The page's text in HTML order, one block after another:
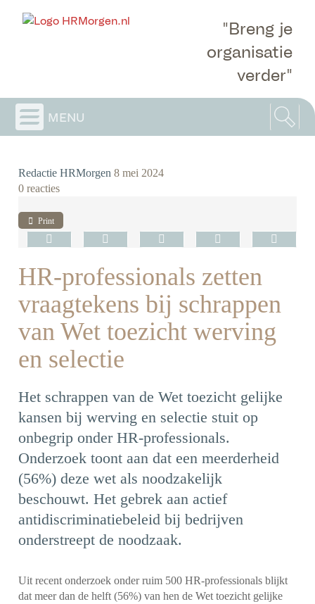
"Breng je
organisatie
verder"
menu
Redactie HRMorgen 8 mei 2024
0 reacties
Print
HR-professionals zetten
vraagtekens bij schrappen
van Wet toezicht werving
en selectie
Het schrappen van de Wet toezicht gelijke
kansen bij werving en selectie stuit op
onbegrip onder HR-professionals.
Onderzoek toont aan dat een meerderheid
(56%) deze wet als noodzakelijk
beschouwt. Het gebrek aan actief
antidiscriminatiebeleid bij bedrijven
onderstreept de noodzaak.
Uit recent onderzoek onder ruim 500 HR-professionals blijkt
dat meer dan de helft (56%) van hen de Wet toezicht gelijke